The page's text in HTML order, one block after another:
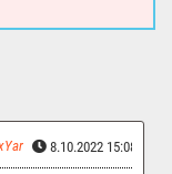
8.10.2022 15:08